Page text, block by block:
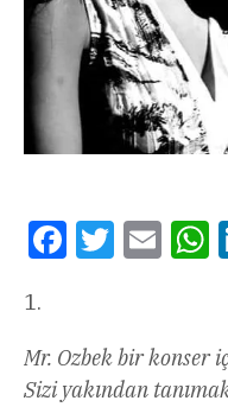
FacebookTwitterEmail
1.
Mr. Ozbek bir konser
Sizi yakından